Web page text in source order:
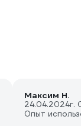
Максим Н.
24.04.2024г.
Опыт